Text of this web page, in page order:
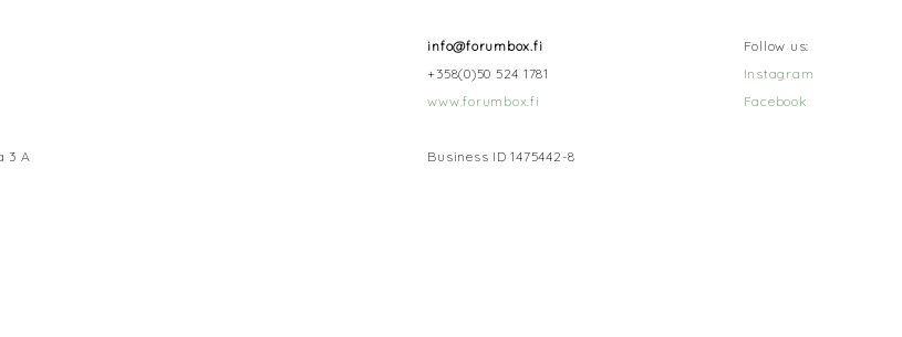
3 A
info@forumbox.fi
+358(0)50 524 1781
www.forumbox.fi
Business ID 1475442-8
Follow us:
Instagram
Facebook